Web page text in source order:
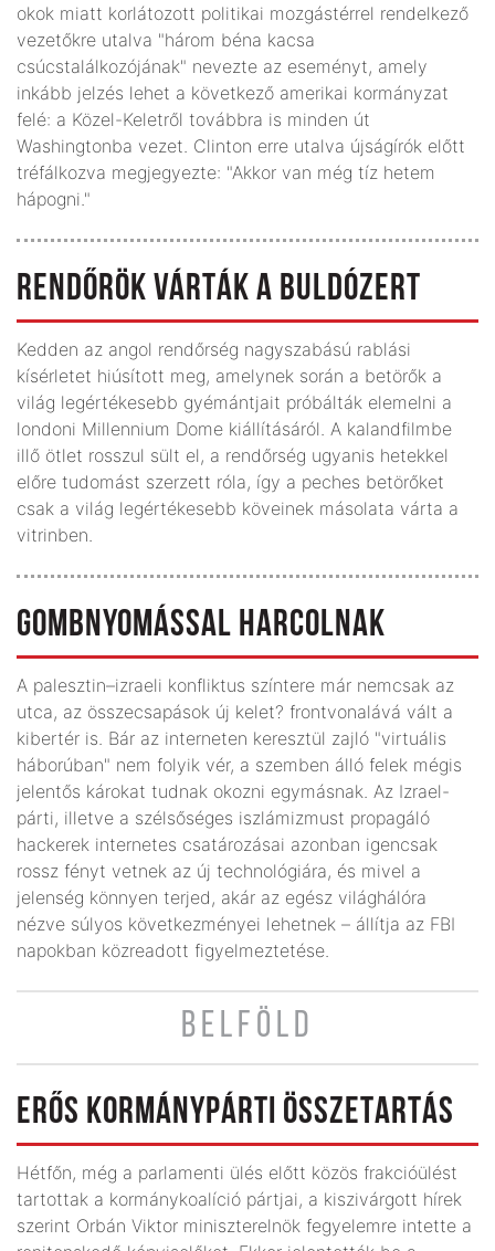
okok miatt korlátozott politikai mozgástérrel rendelkező
vezetőkre utalva "három béna kacsa
csúcstalálkozójának" nevezte az eseményt, amely
inkább jelzés lehet a következő amerikai kormányzat
felé: a Közel-Keletről továbbra is minden út
Washingtonba vezet. Clinton erre utalva újságírók előtt
tréfálkozva megjegyezte: "Akkor van még tíz hetem
hápogni."
RENDŐRÖK VÁRTÁK A BULDÓZERT
Kedden az angol rendőrség nagyszabású rablási
kísérletet hiúsított meg, amelynek során a betörők a
világ legértékesebb gyémántjait próbálták elemelni a
londoni Millennium Dome kiállításáról. A kalandfilmbe
illő ötlet rosszul sült el, a rendőrség ugyanis hetekkel
előre tudomást szerzett róla, így a peches betörőket
csak a világ legértékesebb köveinek másolata várta a
vitrinben.
GOMBNYOMÁSSAL HARCOLNAK
A palesztin–izraeli konfliktus színtere már nemcsak az
utca, az összecsapások új kelet? frontvonalává vált a
kibertér is. Bár az interneten keresztül zajló "virtuális
háborúban" nem folyik vér, a szemben álló felek mégis
jelentős károkat tudnak okozni egymásnak. Az Izrael-
párti, illetve a szélsőséges iszlámizmust propagáló
hackerek internetes csatározásai azonban igencsak
rossz fényt vetnek az új technológiára, és mivel a
jelenség könnyen terjed, akár az egész világhálóra
nézve súlyos következményei lehetnek – állítja az FBI
napokban közreadott figyelmeztetése.
BELFÖLD
ERŐS KORMÁNYPÁRTI ÖSSZETARTÁS
Hétfőn, még a parlamenti ülés előtt közös frakcióülést
tartottak a kormánykoalíció pártjai, a kiszivárgott hírek
szerint Orbán Viktor miniszterelnök fegyelemre intette a